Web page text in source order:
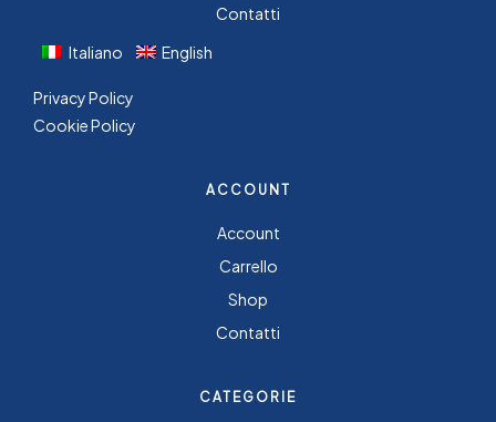
Contatti
Italiano
English
Privacy Policy
Cookie Policy
ACCOUNT
Account
Carrello
Shop
Contatti
CATEGORIE